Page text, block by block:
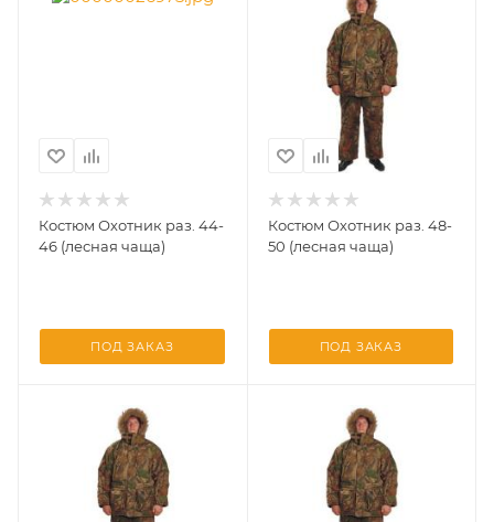
Костюм Охотник раз. 44-
46 (лесная чаща)
ПОД ЗАКАЗ
Костюм Охотник раз. 48-
50 (лесная чаща)
ПОД ЗАКАЗ